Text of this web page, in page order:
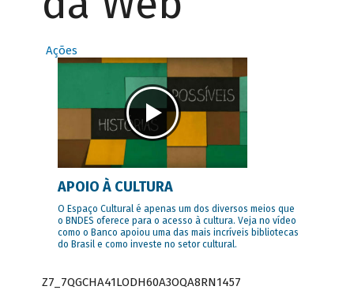
Ações
APOIO À CULTURA
O Espaço Cultural é apenas um dos diversos meios que
o BNDES oferece para o acesso à cultura. Veja no vídeo
como o Banco apoiou uma das mais incríveis bibliotecas
do Brasil e como investe no setor cultural.
Z7_7QGCHA41LODH60A3OQA8RN1457